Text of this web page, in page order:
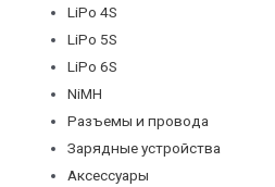
LiPo 4S
LiPo 5S
LiPo 6S
NiMH
Разъемы и провода
Зарядные устройства
Аксессуары